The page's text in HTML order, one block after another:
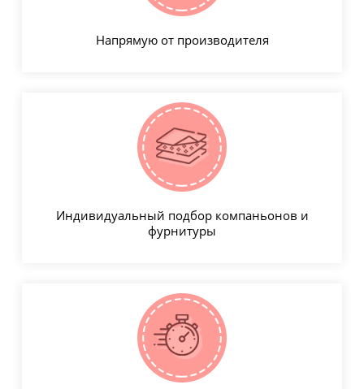
Напрямую от производителя
Индивидуальный подбор компаньонов и
фурнитуры